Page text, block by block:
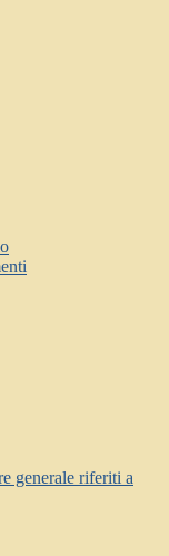
generale riferiti a